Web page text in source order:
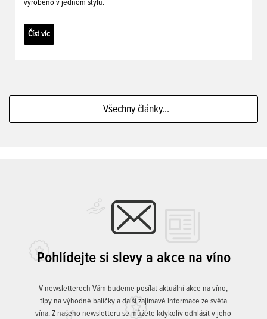
vyrobeno v jednom stylu.
Číst víc
Všechny články...
Pohlídejte si slevy a akce na víno
V newsletterech Vám budeme posílat aktuální akce na víno,
tipy na výhodné balíčky a další zajímavé informace ze světa
vína. Z našeho newsletteru se můžete kdykoliv odhlásit v jeho